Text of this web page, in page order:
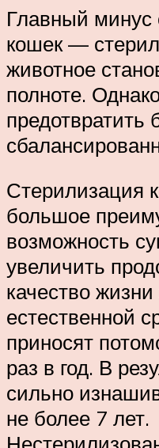
Главный минус
кошек —
животное
полноте.
предотвратить
Стерилизация
большое
возможность
увеличить
качество
естественной
приносят
раз в год. В
сильно
не более 7 лет.